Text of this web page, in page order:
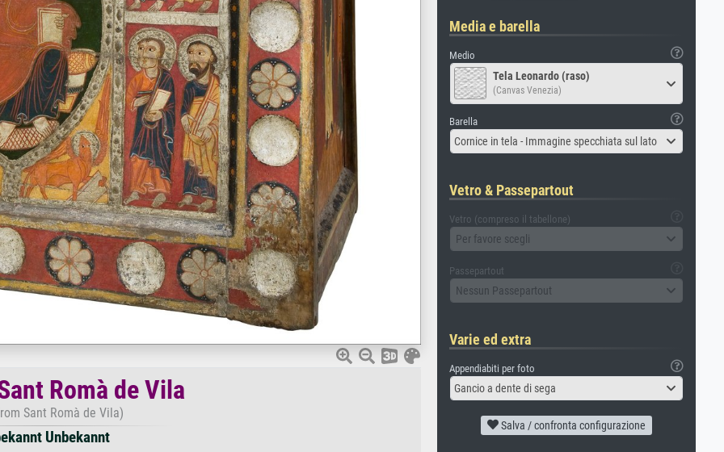
Romà de Vila
Sant Romà de Vila)
Unbekannt
Media e barella
Medio
Tela Leonardo (raso)
(Canvas Venezia)
Barella
Cornice in tela - Immagine specchiata sul lato
Vetro & Passepartout
Vetro (compreso il tabellone)
Per favore scegli
Passepartout
Nessun Passepartout
Varie ed extra
Appendiabiti per foto
Gancio a dente di sega
Salva / confronta configurazione